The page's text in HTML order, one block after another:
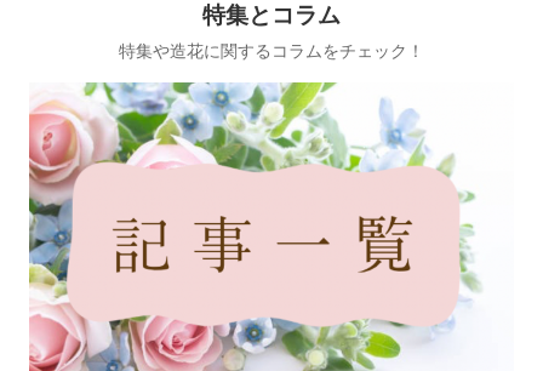
特集とコラム
特集や造花に関するコラムをチェック！